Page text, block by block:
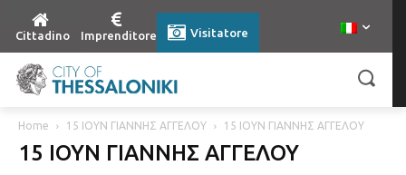
Cittadino Imprenditore Visitatore
Home 15 ΙΟΥΝ ΓΙΑΝΝΗΣ ΑΓΓΕΛΟΥ 15 ΙΟΥΝ ΓΙΑΝΝΗΣ ΑΓΓΕΛΟΥ
15 ΙΟΥΝ ΓΙΑΝΝΗΣ ΑΓΓΕΛΟΥ